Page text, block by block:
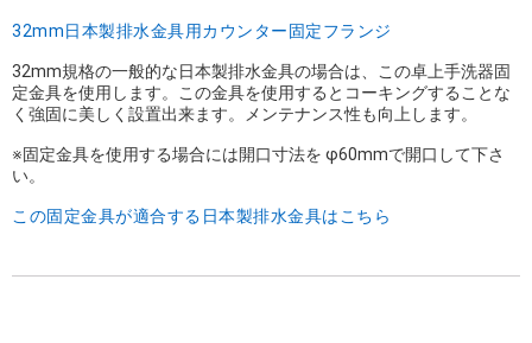
32mm日本製排水金具用カウンター固定フランジ
32mm規格の一般的な日本製排水金具の場合は、この卓上手洗器固
定金具を使用します。この金具を使用するとコーキングすることな
く強固に美しく設置出来ます。メンテナンス性も向上します。
※固定金具を使用する場合には開口寸法を φ60mmで開口して下さ
い。
この固定金具が適合する日本製排水金具はこちら